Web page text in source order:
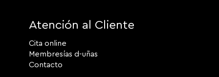
Atención al Cliente
Cita online
Membresías d-uñas
Contacto